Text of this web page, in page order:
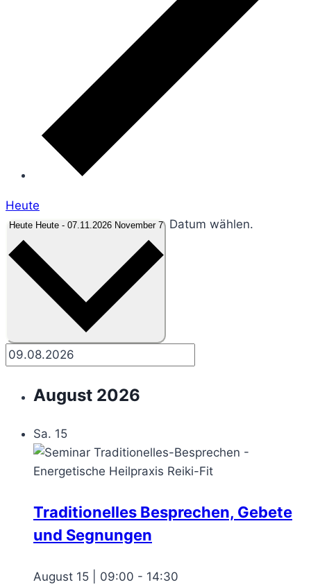
Heute
Heute Heute - 07.11.2026 November 7 Datum wählen.
August 2026
Sa. 15
Traditionelles Besprechen, Gebete
und Segnungen
August 15 | 09:00 - 14:30